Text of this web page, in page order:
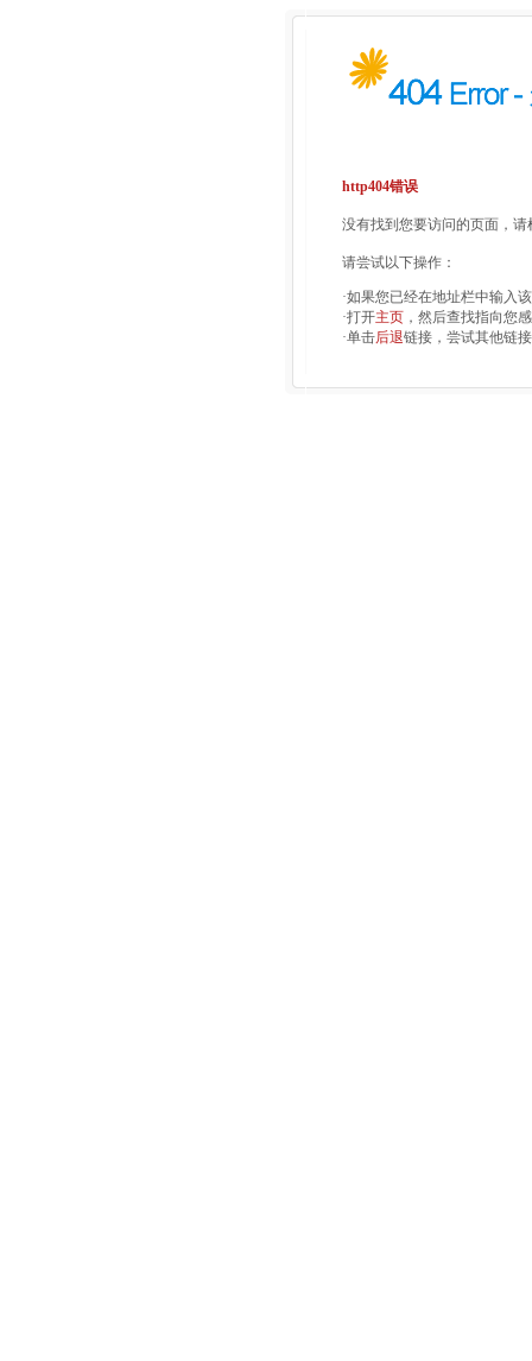
http404错误
没有找到您要访问的页面，
请尝试以下操作：
·如果您已经在地址栏中输入
·打开主页 ，然后查找指向您
·单击后退链接，尝试其他链